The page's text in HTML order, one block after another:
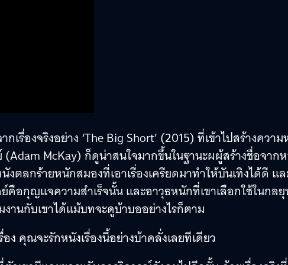
เรื่องจริงอย่าง ‘The Big Short’ (2015) ที่เข้าไปสร้างควา
McKay) ก็ดูน่าสนใจมากขึ้นในฐานะผผู้สร้างชื่อจาก
งตลกร้ายหนักสมองที่เอาเรื่องเครียดมาทำให้บันเทิงได้ดี แ
อกุญแจความสำเร็จนั้น และอาวุธหนักที่เขาเลือกใช้ในกล
านกับเขาได้แม้บทจะดูบ้าบออย่างไรก็ตาม
คุณจะรักหนังเรื่องนี้อย่างบ้าคลั่งเลยทีเดียว